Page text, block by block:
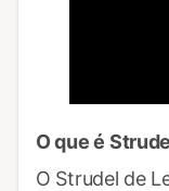
O que é
O Strudel de